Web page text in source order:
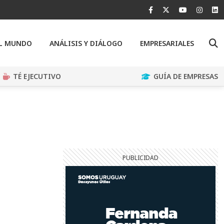
MUNDO ANÁLISIS Y DIÁLOGO EMPRESARIALES
TÉ EJECUTIVO GUÍA DE EMPRESAS